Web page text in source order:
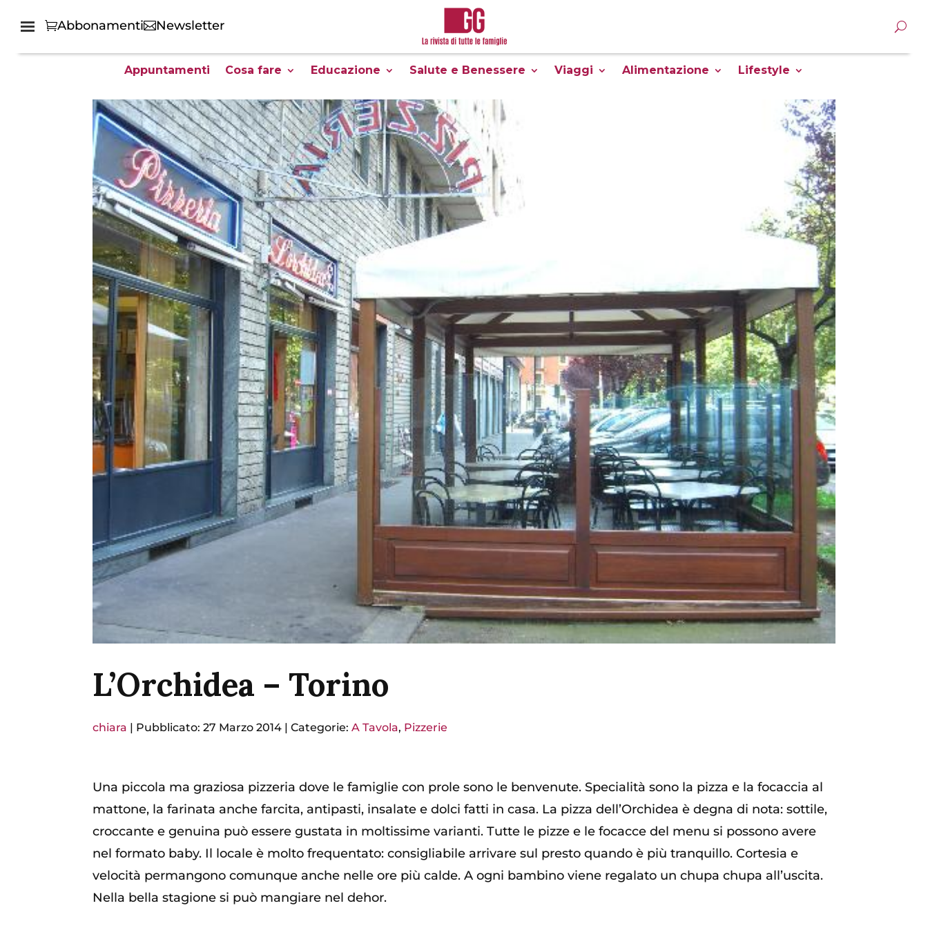
Abbonamenti Newsletter
Appuntamenti Cosa fare Educazione Salute e Benessere Viaggi Alimentazione Lifestyle
L’Orchidea – Torino
chiara | Pubblicato: 27 Marzo 2014 |Categorie:A Tavola, Pizzerie
Una piccola ma graziosa pizzeria dove le famiglie con prole sono le benvenute. Specialità sono la pizza e la focaccia al
mattone, la farinata anche farcita, antipasti, insalate e dolci fatti in casa. La pizza dell’Orchidea è degna di nota: sottile,
croccante e genuina può essere gustata in moltissime varianti. Tutte le pizze e le focacce del menu si possono avere
nel formato baby. Il locale è molto frequentato: consigliabile arrivare sul presto quando è più tranquillo. Cortesia e
velocità permangono comunque anche nelle ore più calde. A ogni bambino viene regalato un chupa chupa all’uscita.
Nella bella stagione si può mangiare nel dehor.